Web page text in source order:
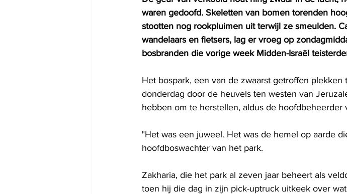
waren gedoofd. Skeletten van bomen torenden
stootten nog rookpluimen uit terwijl ze smeulden.
wandelaars en fietsers, lag er vroeg op
bosbranden die vorige week Midden-Israël
Het bospark, een van de zwaarst getroffen
donderdag door de heuvels ten westen van
hebben om te herstellen, aldus de hoofdbeheerder
"Het was een juweel. Het was de hemel op aarde
hoofdboswachter van het park.
Zakharia, die het park al zeven jaar beheert als
toen hij die dag in zijn pick-uptruck uitkeek over